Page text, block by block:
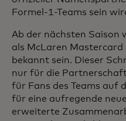
Formel-1-Teams sein
Ab der nächsten Saison
als McLaren Mastercard
bekannt sein. Dieser
nur für die
für Fans des Teams auf
für eine aufregende
erweiterte